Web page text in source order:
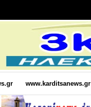
www.karditsanews.gr